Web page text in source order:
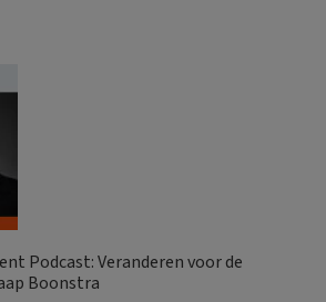
Podcast: Veranderen voor de
Boonstra